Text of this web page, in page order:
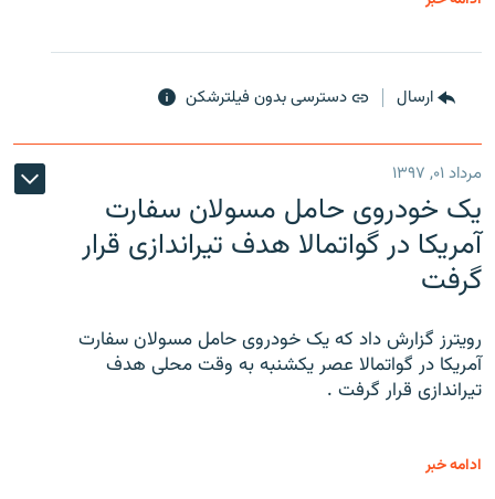
ارسال دسترسی بدون فیلترشکن
مرداد ۰۱, ۱۳۹۷
یک خودروی حامل مسولان سفارت
آمریکا در گواتمالا هدف تیراندازی قرار
گرفت
رویترز گزارش داد که یک خودروی حامل مسولان سفارت
آمریکا در گواتمالا عصر یکشنبه به وقت محلی هدف
تیراندازی قرار گرفت .
ادامه خبر